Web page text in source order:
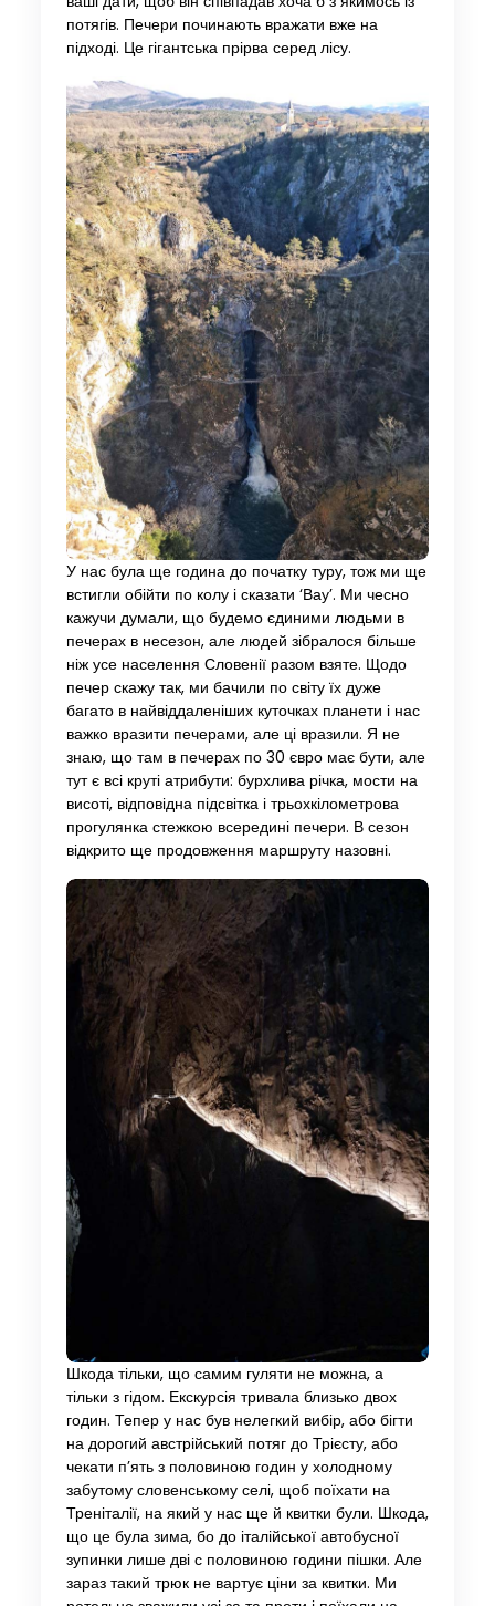
потягів. Печери починають вражати вже на
підході. Це гігантська прірва серед лісу.
У нас була ще година до початку туру, тож ми ще
встигли обійти по колу і сказати ‘Вау’. Ми чесно
кажучи думали, що будемо єдиними людьми в
печерах в несезон, але людей зібралося більше
ніж усе населення Словенії разом взяте. Щодо
печер скажу так, ми бачили по світу їх дуже
багато в найвіддаленіших куточках планети і нас
важко вразити печерами, але ці вразили. Я не
знаю, що там в печерах по 30 євро має бути, але
тут є всі круті атрибути: бурхлива річка, мости на
висоті, відповідна підсвітка і трьохкілометрова
прогулянка стежкою всередині печери. В сезон
відкрито ще продовження маршруту назовні.
Шкода тільки, що самим гуляти не можна, а
тільки з гідом. Екскурсія тривала близько двох
годин. Тепер у нас був нелегкий вибір, або бігти
на дорогий австрійський потяг до Трієсту, або
чекати п’ять з половиною годин у холодному
забутому словенському селі, щоб поїхати на
Треніталії, на який у нас ще й квитки були. Шкода,
що це була зима, бо до італійської автобусної
зупинки лише дві с половиною години пішки. Але
зараз такий трюк не вартує ціни за квитки. Ми